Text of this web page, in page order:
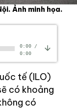
Ảnh minh họa.
0:00/
0:00
tế (ILO)
có khoảng
có